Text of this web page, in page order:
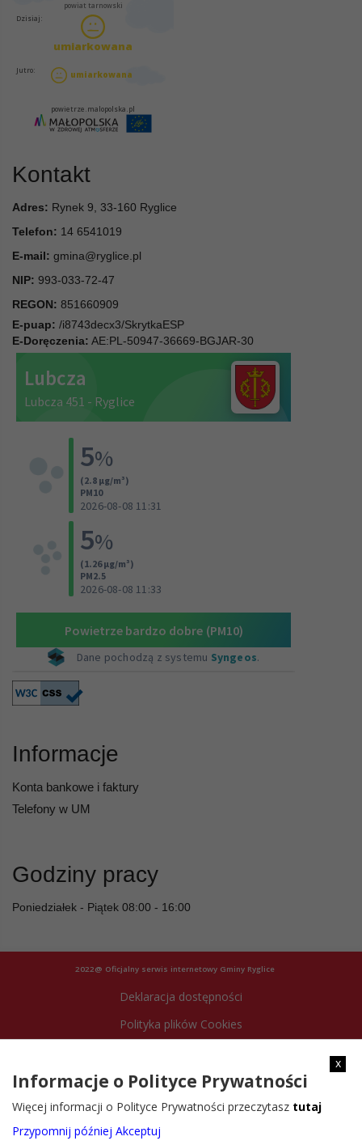
Kontakt
Adres: Rynek 9, 33-160 Ryglice
Telefon: 14 6541019
E-mail: gmina@ryglice.pl
NIP: 993-033-72-47
REGON: 851660909
E-puap: /i8743decx3/SkrytkaESP
E-Doręczenia: AE:PL-50947-36669-BGJAR-30
Informacje
Konta bankowe i faktury
Telefony w UM
Godziny pracy
Poniedziałek - Piątek 08:00 - 16:00
2022@ Oficjalny serwis internetowy Gminy Ryglice
Deklaracja dostępności
Polityka plików Cookies
x
Informacje o Polityce Prywatności
Więcej informacji o Polityce Prywatności przeczytasz tutaj
Przypomnij później Akceptuj